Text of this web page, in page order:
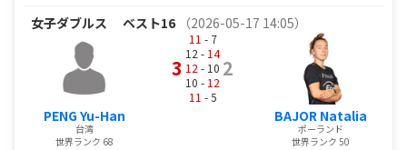
女子ダブルス ベスト16 （2026-05-17 14:05）
PENG Yu-Han
台湾
世界ランク 68
3
11 - 7
12 - 14
12 - 10
10 - 12
11 - 5
2
BAJOR Natalia
ポーランド
世界ランク 50